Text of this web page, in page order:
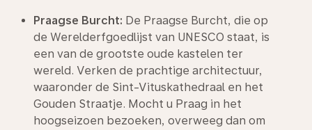
Praagse Burcht: De Praagse Burcht, die op
de Werelderfgoedlijst van UNESCO staat, is
een van de grootste oude kastelen ter
wereld. Verken de prachtige architectuur,
waaronder de Sint-Vituskathedraal en het
Gouden Straatje. Mocht u Praag in het
hoogseizoen bezoeken, overweeg dan om